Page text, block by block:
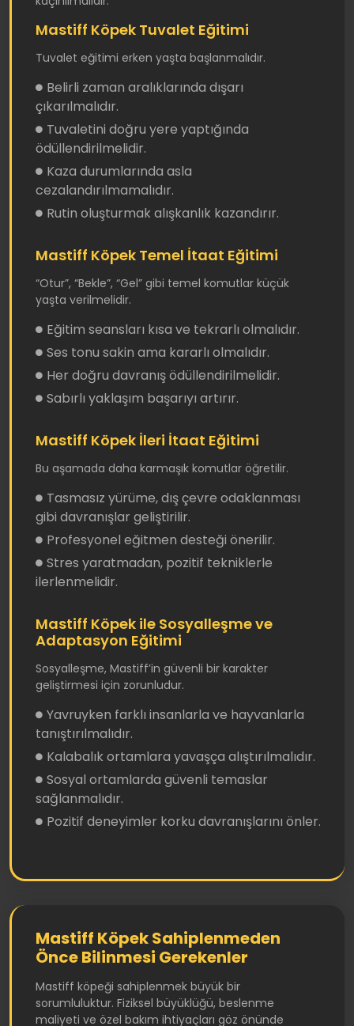
Mastiff Köpek Tuvalet Eğitimi
Tuvalet eğitimi erken yaşta başlanmalıdır.
Belirli zaman aralıklarında dışarı
çıkarılmalıdır.
Tuvaletini doğru yere yaptığında
ödüllendirilmelidir.
Kaza durumlarında asla
cezalandırılmamalıdır.
Rutin oluşturmak alışkanlık kazandırır.
Mastiff Köpek Temel İtaat Eğitimi
“Otur”, “Bekle”, “Gel” gibi temel komutlar küçük
yaşta verilmelidir.
Eğitim seansları kısa ve tekrarlı olmalıdır.
Ses tonu sakin ama kararlı olmalıdır.
Her doğru davranış ödüllendirilmelidir.
Sabırlı yaklaşım başarıyı artırır.
Mastiff Köpek İleri İtaat Eğitimi
Bu aşamada daha karmaşık komutlar öğretilir.
Tasmasız yürüme, dış çevre odaklanması
gibi davranışlar geliştirilir.
Profesyonel eğitmen desteği önerilir.
Stres yaratmadan, pozitif tekniklerle
ilerlenmelidir.
Mastiff Köpek ile Sosyalleşme ve
Adaptasyon Eğitimi
Sosyalleşme, Mastiff’in güvenli bir karakter
geliştirmesi için zorunludur.
Yavruyken farklı insanlarla ve hayvanlarla
tanıştırılmalıdır.
Kalabalık ortamlara yavaşça alıştırılmalıdır.
Sosyal ortamlarda güvenli temaslar
sağlanmalıdır.
Pozitif deneyimler korku davranışlarını önler.
Mastiff Köpek Sahiplenmeden
Önce Bilinmesi Gerekenler
Mastiff köpeği sahiplenmek büyük bir
sorumluluktur. Fiziksel büyüklüğü, beslenme
maliyeti ve özel bakım ihtiyaçları göz önünde